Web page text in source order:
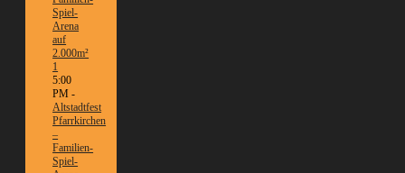
Spiel-
Arena
auf
2.000m²
1
5:00
PM -
Altstadtfest
Pfarrkirchen
–
Familien-
Spiel-